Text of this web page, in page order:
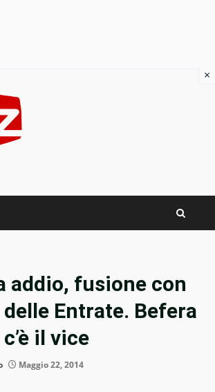
addio, fusione con
Entrate. Befera
il vice
Maggio 22, 2014
×